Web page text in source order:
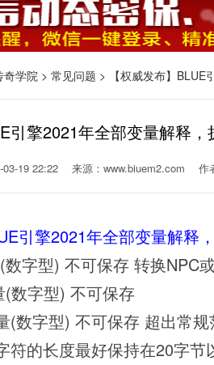
奇学院 > 常见问题 > 【权威发布】BLUE
引擎2021年全部变量解释
19 22:22 来源：www.biuem2.com 作
引擎2021年全部变量解释
字型) 不可保存 转换NPC
数字型) 不可保存
(数字型) 不可保存 超出常
符的长度最好保持在20字节